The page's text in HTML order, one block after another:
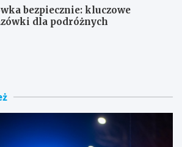
bezpiecznie: kluczowe
dla podróżnych